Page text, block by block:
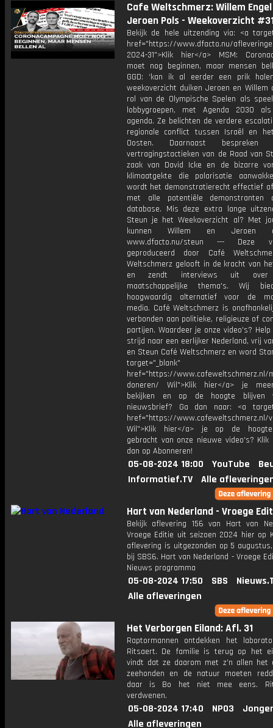
Cafe Weltschmerz: Willem
Jeroen Pols - Weekoverzicht
Bekijk de hele uitzending via: <a
href="https://www.dfacto.nu/
2024-31">Klik hier</a> MSM:
moet nog beginnen, maar mensen
GGD: ‘kan ik al eerder een prik
weekoverzicht duiken Jeroen en Willem
rol van de Olympische Spelen als
lobbygroepen, met Agenda 2030
agenda. Ze belichten de verdere
regionale conflict tussen Israël en
Oosten. Daarnaast
vertragingstactieken van de Raad van
zaak van David Icke en de bizarre
klimaatgekte die polarisatie
wordt het demonstratierecht effectief
met alle potentiële
database. Mis deze extra lange
Steun je het Weekoverzicht al? Met
kunnen Willem en Jeroen
www.dfacto.nu/steun --- Deze
geproduceerd door Café
Weltschmerz gelooft in de kracht van
en zendt interviews uit over
maatschappelijke thema's. Wij
hoogwaardig alternatief voor de
media. Café Weltschmerz is
verbonden aan politieke, religieuze of
partijen. Waardeer je onze video's?
strijd naar een eerlijker Nederland, vrij
en Steun Café Weltschmerz en word
target="_blank"
href="https://www.cafeweltschmerz.nl/
doneren/ Wil">Klik hier</a> je
bekijken en op de hoogte blijven
nieuwsbrief? Ga dan naar: <a
href="https://www.cafeweltschmerz.nl/
Wil">Klik hier</a> je op de
gebracht van onze nieuwe video's? Klik
dan op Abonneren!
05-08-2024 18:00 YouTube
Informatief.TV
Alle
Hart van Nederland - Vroege
Bekijk aflevering 156 van Hart van
Vroege Editie uit seizoen 2024 hier op
aflevering is uitgezonden op 5 augustus,
bij SBS6. Hart van Nederland - Vroege
Nieuws programma
05-08-2024 17:50 SBS
Alle afleveringen
Het Verborgen Eiland: Afl. 31
Raptormannen ontdekken het
Ritsaert. De familie is terug op het
vindt dat ze daarom met z'n allen het
zeehonden en de natuur moeten
daar is Bo het niet mee eens.
verdwenen.
05-08-2024 17:40 NPO3
Alle afleveringen